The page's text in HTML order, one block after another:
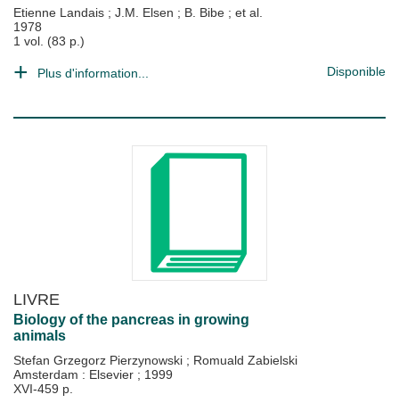
Etienne Landais ; J.M. Elsen ; B. Bibe ; et al.
1978
1 vol. (83 p.)
Plus d'information... Disponible
LIVRE
Biology of the pancreas in growing
animals
Stefan Grzegorz Pierzynowski ; Romuald Zabielski
Amsterdam : Elsevier ; 1999
XVI-459 p.